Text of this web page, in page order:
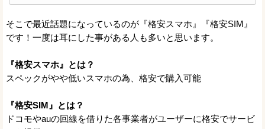
そこで最近話題になっているのが『格安スマホ』『格安SIM』
です！一度は耳にした事がある人も多いと思います。
『格安スマホ』とは？
スペックがやや低いスマホの為、格安で購入可能
『格安SIM』とは？
ドコモやauの回線を借りた各事業者がユーザーに格安でサービ